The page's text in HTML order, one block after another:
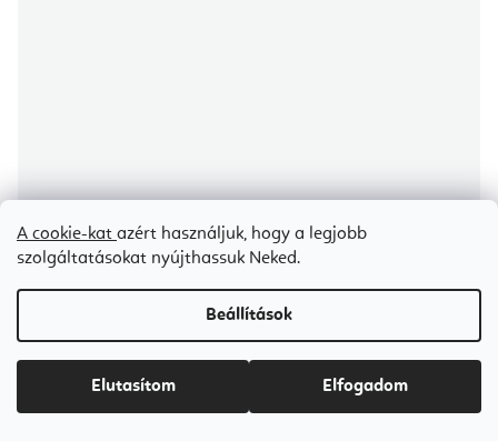
A cookie-kat azért használjuk, hogy a legjobb
szolgáltatásokat nyújthassuk Neked.
Beállítások
Elutasítom Elfogadom